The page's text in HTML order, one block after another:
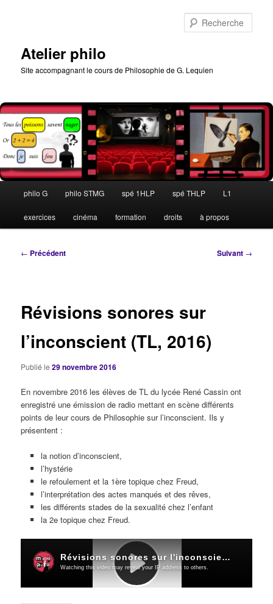
Atelier philo
Site accompagnant le cours de Philosophie de G. Lequien
principal
philo G philo STMG spé 1HLP spé THLP L1
exercices cinéma formation droits à propos
Navigation
← Précédent Suivant →
Révisions sonores sur
l’inconscient (TL, 2016)
Publié le29 novembre 2016
En novembre 2016 les élèves de TL du lycée René Cassin ont
enregistré une émission de radio mettant en scène différents
points de leur cours de Philosophie sur l’inconscient. Ils y
présentent :
la notion d’inconscient,
l’hystérie
le refoulement et la 1ère topique chez Freud,
l’interprétation des actes manqués et des rêves,
les différents stades de la sexualité chez l’enfant
la 2e topique chez Freud.